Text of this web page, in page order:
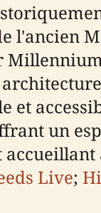
l'ancien
et
un
Live;